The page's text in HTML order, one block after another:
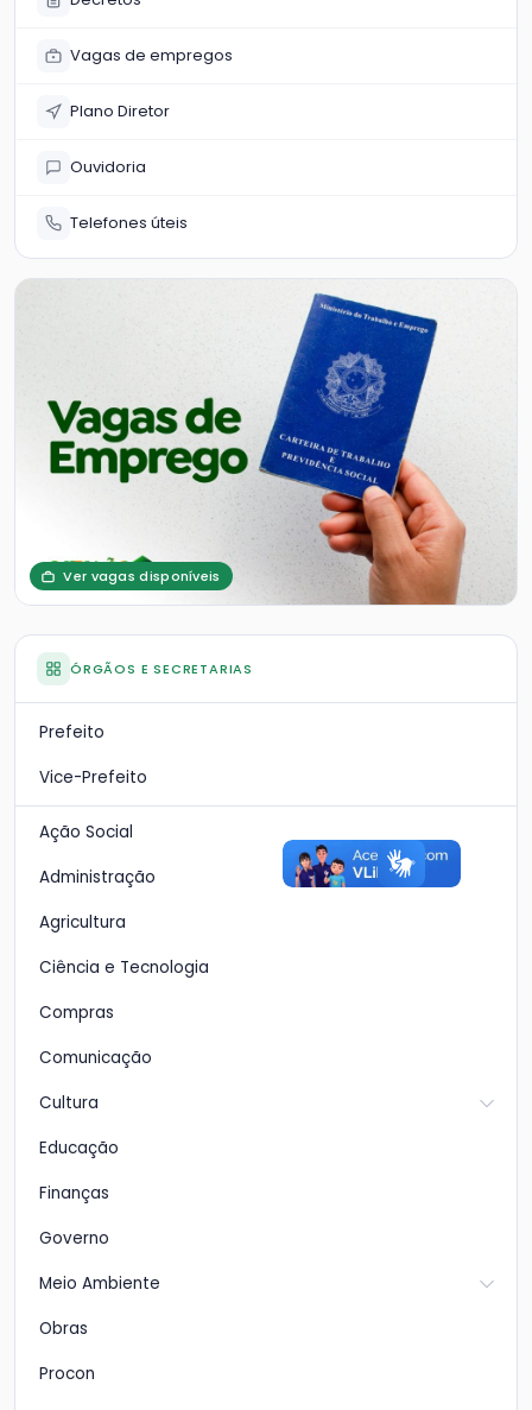
Vagas de empregos
Plano Diretor
Ouvidoria
Telefones úteis
Ver vagas disponíveis
ÓRGÃOS E SECRETARIAS
Prefeito
Vice-Prefeito
Ação Social
Administração
Agricultura
Ciência e Tecnologia
Compras
Comunicação
Cultura
Educação
Finanças
Governo
Meio Ambiente
Obras
Procon